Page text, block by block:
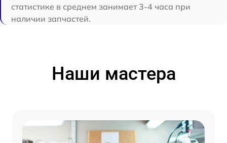
статистике в среднем занимает 3-4 часа при
наличии запчастей.
Наши мастера